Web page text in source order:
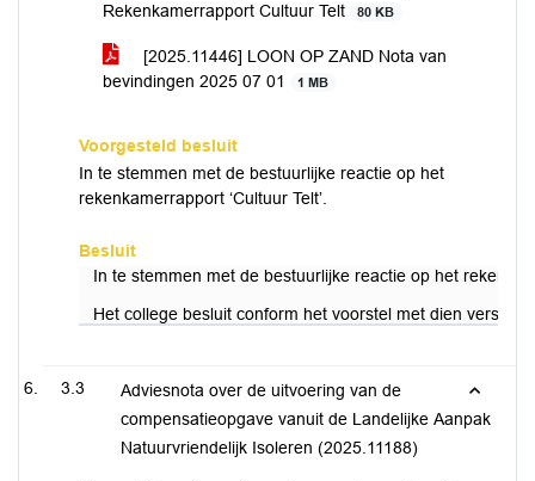
Rekenkamerrapport Cultuur Telt
80 KB
[2025.11446] LOON OP ZAND Nota van
bevindingen 2025 07 01
1 MB
Voorgesteld besluit
In te stemmen met de bestuurlijke reactie op het
rekenkamerrapport ‘Cultuur Telt’.
Besluit
In te stemmen met de bestuurlijke reactie op het
Het college besluit conform het voorstel met dien
3.3
Adviesnota over de uitvoering van de
compensatieopgave vanuit de Landelijke Aanpak
Natuurvriendelijk Isoleren (2025.11188)